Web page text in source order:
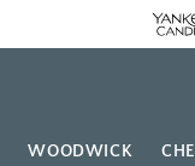
WOODWICK